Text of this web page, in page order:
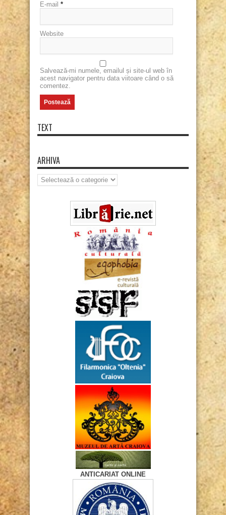
E-mail *
Website
Salvează-mi numele, emailul și site-ul web în
acest navigator pentru data viitoare când o să
comentez.
TEXT
ARHIVA
Arhiva
ANTICARIAT ONLINE